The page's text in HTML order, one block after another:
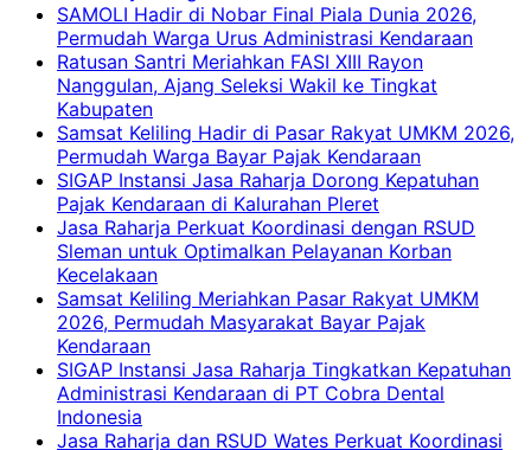
SAMOLI Hadir di Nobar Final Piala Dunia 2026,
Permudah Warga Urus Administrasi Kendaraan
Ratusan Santri Meriahkan FASI XIII Rayon
Nanggulan, Ajang Seleksi Wakil ke Tingkat
Kabupaten
Samsat Keliling Hadir di Pasar Rakyat UMKM 2026,
Permudah Warga Bayar Pajak Kendaraan
SIGAP Instansi Jasa Raharja Dorong Kepatuhan
Pajak Kendaraan di Kalurahan Pleret
Jasa Raharja Perkuat Koordinasi dengan RSUD
Sleman untuk Optimalkan Pelayanan Korban
Kecelakaan
Samsat Keliling Meriahkan Pasar Rakyat UMKM
2026, Permudah Masyarakat Bayar Pajak
Kendaraan
SIGAP Instansi Jasa Raharja Tingkatkan Kepatuhan
Administrasi Kendaraan di PT Cobra Dental
Indonesia
Jasa Raharja dan RSUD Wates Perkuat Koordinasi